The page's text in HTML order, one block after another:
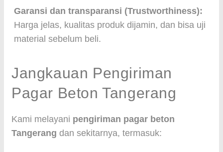
Garansi dan transparansi (Trustworthiness):
Harga jelas, kualitas produk dijamin, dan bisa uji
material sebelum beli.
Jangkauan Pengiriman
Pagar Beton Tangerang
Kami melayani pengiriman pagar beton
Tangerang dan sekitarnya, termasuk: